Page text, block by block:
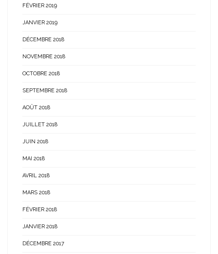
FÉVRIER 2019
JANVIER 2019
DÉCEMBRE 2018
NOVEMBRE 2018
OCTOBRE 2018
SEPTEMBRE 2018
AOÛT 2018
JUILLET 2018
JUIN 2018
MAI 2018
AVRIL 2018
MARS 2018
FÉVRIER 2018
JANVIER 2018
DÉCEMBRE 2017